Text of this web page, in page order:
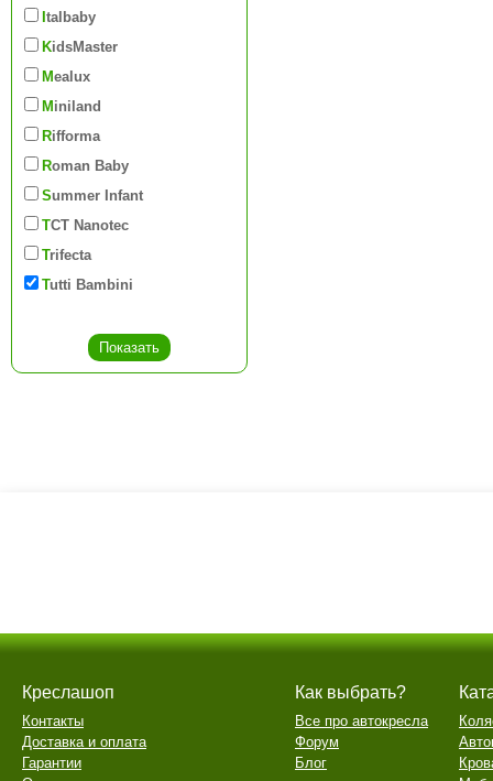
Italbaby
KidsMaster
Mealux
Miniland
Rifforma
Roman Baby
Summer Infant
TCT Nanotec
Trifecta
Tutti Bambini
Креслашоп
Контакты
Доставка и оплата
Гарантии
Как выбрать?
Все про автокресла
Форум
Блог